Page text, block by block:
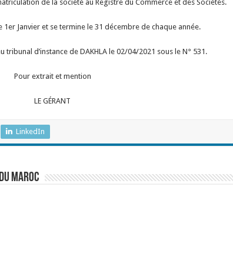
de la société au Registre du Commerce et des Sociétés.
1er Janvier et se termine le 31 décembre de chaque année.
d’instance de DAKHLA le 02/04/2021 sous le N° 531.
Pour extrait et mention
LE GÉRANT
LinkedIn
Maroc